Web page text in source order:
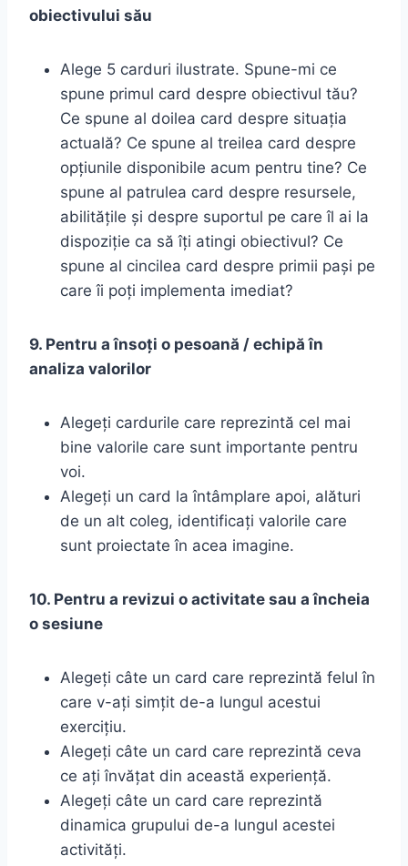
obiectivului său
Alege 5 carduri ilustrate. Spune-mi ce
spune primul card despre obiectivul tău?
Ce spune al doilea card despre situația
actuală? Ce spune al treilea card despre
opțiunile disponibile acum pentru tine? Ce
spune al patrulea card despre resursele,
abilitățile și despre suportul pe care îl ai la
dispoziție ca să îți atingi obiectivul? Ce
spune al cincilea card despre primii pași pe
care îi poți implementa imediat?
9. Pentru a însoți o pesoană / echipă în
analiza valorilor
Alegeți cardurile care reprezintă cel mai
bine valorile care sunt importante pentru
voi.
Alegeți un card la întâmplare apoi, alături
de un alt coleg, identificați valorile care
sunt proiectate în acea imagine.
10. Pentru a revizui o activitate sau a încheia
o sesiune
Alegeți câte un card care reprezintă felul în
care v-ați simțit de-a lungul acestui
exercițiu.
Alegeți câte un card care reprezintă ceva
ce ați învățat din această experiență.
Alegeți câte un card care reprezintă
dinamica grupului de-a lungul acestei
activități.